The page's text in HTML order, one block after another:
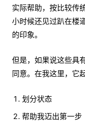
实际帮助，按比较传
小时候还见过趴在楼
的印象。
但是，如果说这些具
同意。在我这里，它
划分状态
帮助我迈出第一步